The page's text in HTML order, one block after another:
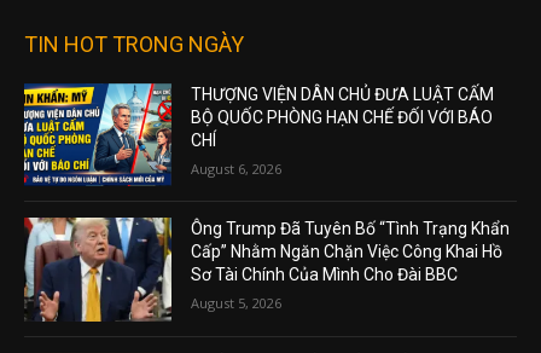
TIN HOT TRONG NGÀY
THƯỢNG VIỆN DÂN CHỦ ĐƯA LUẬT CẤM
BỘ QUỐC PHÒNG HẠN CHẾ ĐỐI VỚI BÁO
CHÍ
August 6, 2026
Ông Trump Đã Tuyên Bố “Tình Trạng Khẩn
Cấp” Nhằm Ngăn Chặn Việc Công Khai Hồ
Sơ Tài Chính Của Mình Cho Đài BBC
August 5, 2026